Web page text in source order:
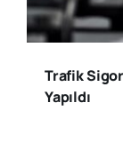
Trafik
Yapıldı